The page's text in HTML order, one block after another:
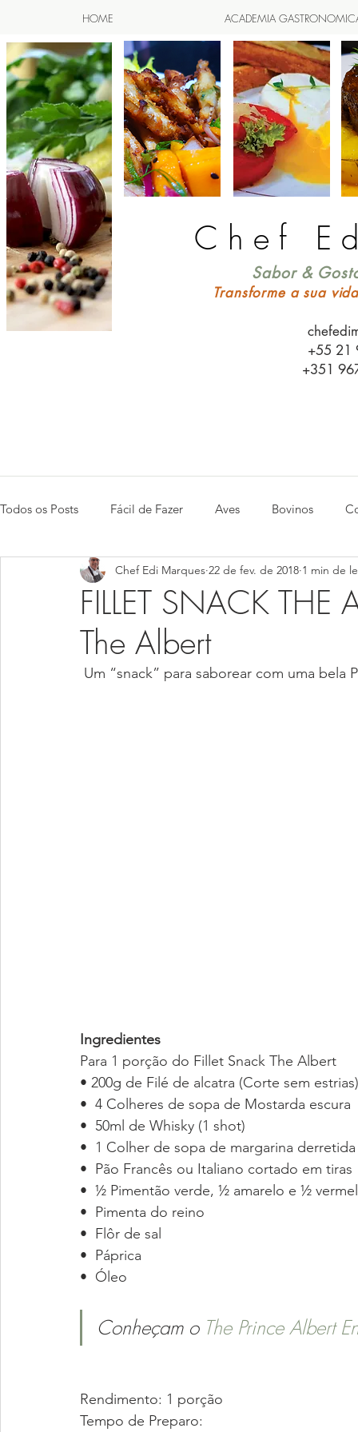
HOME ACADEMIA
Sabor &
Transforme a sua
+55 21
+351
Chef
Todos os Posts Fácil de Fazer Aves Bovinos
Peixes e Frutos do Mar Aperitivos
FILLET SNACK THE
The Albert
Chef Edi Marques 22 de fev. de 2018 1 min de
Um “snack” para saborear com uma bela
Ingredientes
Para 1 porção do Fillet Snack The Albert
• 200g de Filé de alcatra (Corte sem estrias)
•  4 Colheres de sopa de Mostarda escura
•  50ml de Whisky (1 shot)
•  1 Colher de sopa de margarina derretida
•  Pão Francês ou Italiano cortado em tiras
•  ½ Pimentão verde, ½ amarelo e ½
•  Pimenta do reino
•  Flôr de sal
•  Páprica
•  Óleo
Conheçam o The Prince Albert
Rendimento: 1 porção
Tempo de Preparo: